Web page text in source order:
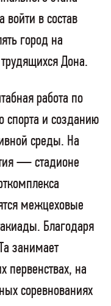
войти в состав
город на
Дона.
работа по
спорта и созданию
среды. На
— стадионе
межцеховые
Благодаря
занимает
первенствах, на
соревнованиях